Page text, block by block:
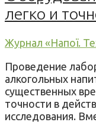
легко и
Журнал «Напої.
Проведение
алкогольных
существенных
точности в
исследования.